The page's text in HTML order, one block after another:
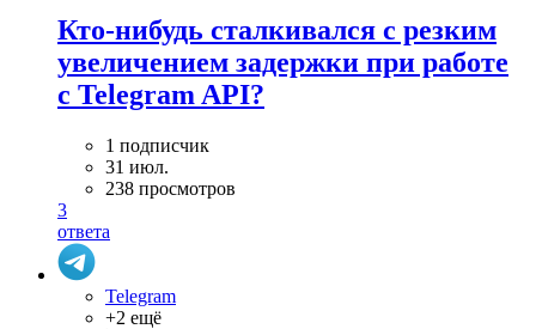
Кто-нибудь сталкивался с резким
увеличением задержки при работе
с Telegram API?
1 подписчик
31 июл.
238 просмотров
3
ответа
Telegram
+2 ещё